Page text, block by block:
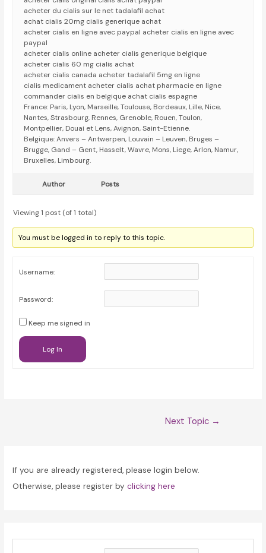
acheter du cialis sur le net tadalafil achat
achat cialis 20mg cialis generique achat
acheter cialis en ligne avec paypal acheter cialis en ligne avec
paypal
acheter cialis online acheter cialis generique belgique
acheter cialis 60 mg cialis achat
acheter cialis canada acheter tadalafil 5mg en ligne
cialis medicament acheter cialis achat pharmacie en ligne
commander cialis en belgique achat cialis espagne
France: Paris, Lyon, Marseille, Toulouse, Bordeaux, Lille, Nice,
Nantes, Strasbourg, Rennes, Grenoble, Rouen, Toulon,
Montpellier, Douai et Lens, Avignon, Saint-Etienne.
Belgique: Anvers – Antwerpen, Louvain – Leuven, Bruges –
Brugge, Gand – Gent, Hasselt, Wavre, Mons, Liege, Arlon, Namur,
Bruxelles, Limbourg.
Author Posts
Viewing 1 post (of 1 total)
You must be logged in to reply to this topic.
Username:
Password:
Keep me signed in
Log In
Next Topic →
If you are already registered, please login below.
Otherwise, please register byclicking here